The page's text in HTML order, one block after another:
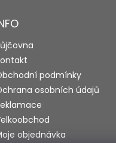
podmínky
osobních údajů
objednávka